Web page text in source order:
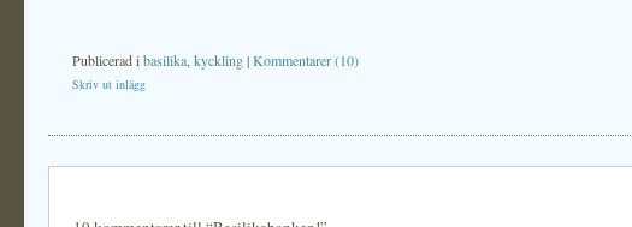
Publicerad ibasilika kyckling|Kommentarer (10)
Skriv ut inlägg